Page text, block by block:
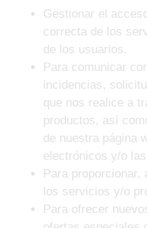
Gestionar el
correcta de los
de los usuarios.
Para comunicar
incidencias,
que nos realice a
productos, así
de nuestra página
electrónicos y/o
Para proporcionar,
los servicios y/o
Para ofrecer